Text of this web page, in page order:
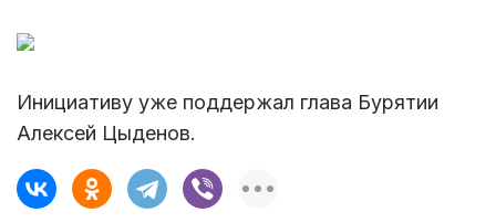
Инициативу уже поддержал глава Бурятии
Алексей Цыденов.